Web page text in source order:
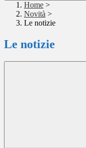
Home >
Novità >
Le notizie
Le notizie